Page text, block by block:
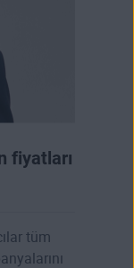
fiyatları
tüm